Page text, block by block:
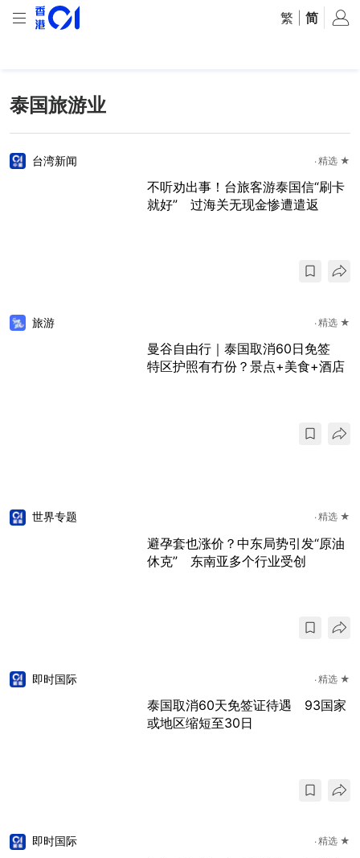
繁 简
泰国旅游业
台湾新闻 精选 ★
不听劝出事！台旅客游泰国信“刷卡
就好” 过海关无现金惨遭遣返
旅游 精选 ★
曼谷自由行｜泰国取消60日免签
特区护照有冇份？景点+美食+酒店
世界专题 精选 ★
避孕套也涨价？中东局势引发“原油
休克” 东南亚多个行业受创
即时国际 精选 ★
泰国取消60天免签证待遇 93国家
或地区缩短至30日
即时国际 精选 ★